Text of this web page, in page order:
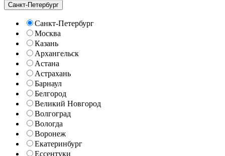
Санкт-Петербург
Санкт-Петербург
Москва
Казань
Архангельск
Астана
Астрахань
Барнаул
Белгород
Великий Новгород
Волгоград
Вологда
Воронеж
Екатеринбург
Ессентуки